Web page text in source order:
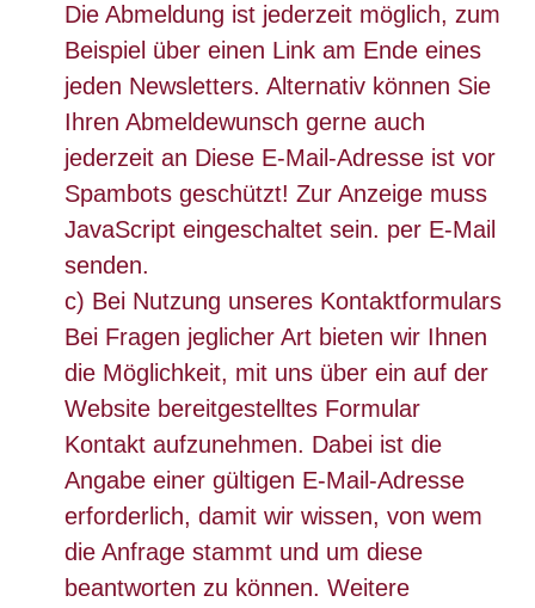
Die Abmeldung ist jederzeit möglich, zum
Beispiel über einen Link am Ende eines
jeden Newsletters. Alternativ können Sie
Ihren Abmeldewunsch gerne auch
jederzeit an Diese E-Mail-Adresse ist vor
Spambots geschützt! Zur Anzeige muss
JavaScript eingeschaltet sein. per E-Mail
senden.
c) Bei Nutzung unseres Kontaktformulars
Bei Fragen jeglicher Art bieten wir Ihnen
die Möglichkeit, mit uns über ein auf der
Website bereitgestelltes Formular
Kontakt aufzunehmen. Dabei ist die
Angabe einer gültigen E-Mail-Adresse
erforderlich, damit wir wissen, von wem
die Anfrage stammt und um diese
beantworten zu können. Weitere